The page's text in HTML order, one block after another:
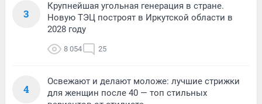
3
Крупнейшая угольная генерация в стране.
Новую ТЭЦ построят в Иркутской области в
2028 году
8 054 25
4
Освежают и делают моложе: лучшие стрижки
для женщин после 40 — топ стильных